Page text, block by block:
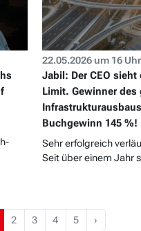
22.05.2026 um 16 Uhr
Jabil: Der CEO
Limit. Gewinner des
Buchgewinn 145 %!
Sehr erfolgreich
Seit über einem Jahr
2 3 4 5 ›